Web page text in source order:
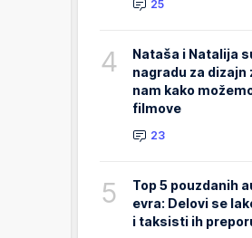
25
4
Nataša i Natalija
nagradu za dizajn
nam kako
filmove
23
5
Top 5 pouzdanih
evra: Delovi se
i taksisti ih